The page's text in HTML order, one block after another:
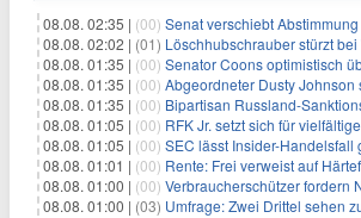
08.08. 02:35 | (00) Senat verschiebt Abstimmung über das Clarity Act: Auswirkungen auf
08.08. 02:02 | (01) Löschhubschrauber stürzt bei
08.08. 01:35 | (00) Senator Coons optimistisch über Senatsabstimmungen
08.08. 01:35 | (00) Abgeordneter Dusty Johnson setzt sich für zügige
08.08. 01:35 | (00) Bipartisan Russland-Sanktionsgesetz: Ein Schritt
08.08. 01:05 | (00) RFK Jr. setzt sich für vielfältige Perspektiven in der
08.08. 01:05 | (00) SEC lässt Insider-Handelsfall gegen von
08.08. 01:01 | (00) Rente: Frei verweist auf Härtefall-
08.08. 01:00 | (00) Verbraucherschützer fordern
08.08. 01:00 | (03) Umfrage: Zwei Drittel sehen zu viel